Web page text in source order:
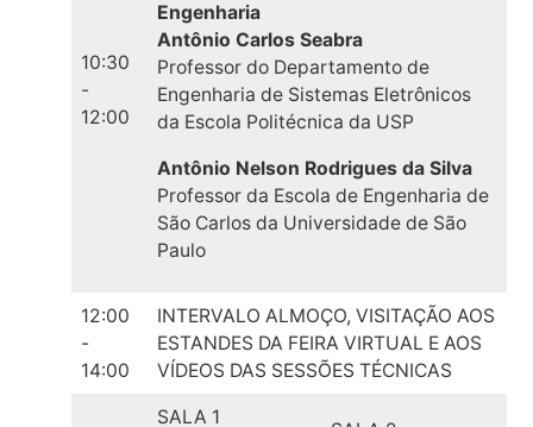
10:30
-
12:00
Engenharia
Antônio Carlos Seabra
Professor do Departamento de
Engenharia de Sistemas Eletrônicos
da Escola Politécnica da USP
Antônio Nelson Rodrigues da Silva
Professor da Escola de Engenharia de
São Carlos da Universidade de São
Paulo
12:00
-
14:00
INTERVALO ALMOÇO, VISITAÇÃO AOS
ESTANDES DA FEIRA VIRTUAL E AOS
VÍDEOS DAS SESSÕES TÉCNICAS
SALA 1